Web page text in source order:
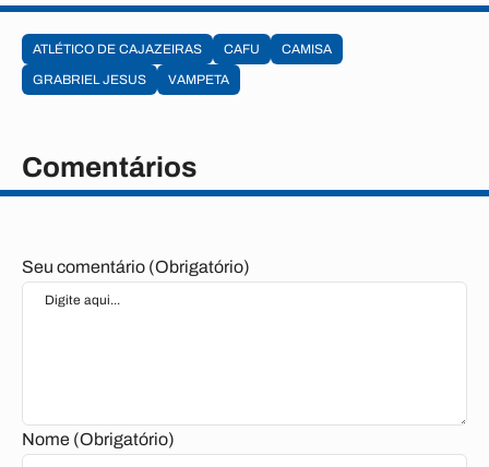
ATLÉTICO DE CAJAZEIRAS CAFU
CAMISA
GRABRIEL JESUS
VAMPETA
Comentários
Seu comentário (Obrigatório)
Nome (Obrigatório)